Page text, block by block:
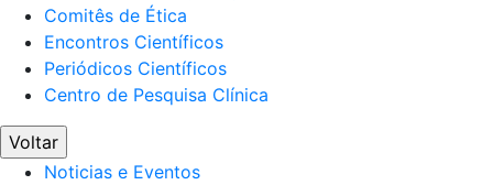
Comitês de Ética
Encontros Científicos
Periódicos Científicos
Centro de Pesquisa Clínica
Voltar
Noticias e Eventos